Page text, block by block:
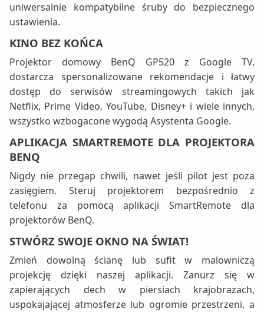
uniwersalnie kompatybilne śruby do bezpiecznego
ustawienia.
KINO BEZ KOŃCA
Projektor domowy BenQ GP520 z Google TV,
dostarcza spersonalizowane rekomendacje i łatwy
dostęp do serwisów streamingowych takich jak
Netflix, Prime Video, YouTube, Disney+ i wiele innych,
wszystko wzbogacone wygodą Asystenta Google.
APLIKACJA SMARTREMOTE DLA PROJEKTORA
BENQ
Nigdy nie przegap chwili, nawet jeśli pilot jest poza
zasięgiem. Steruj projektorem bezpośrednio z
telefonu za pomocą aplikacji SmartRemote dla
projektorów BenQ.
STWÓRZ SWOJE OKNO NA ŚWIAT!
Zmień dowolną ścianę lub sufit w malowniczą
projekcję dzięki naszej aplikacji. Zanurz się w
zapierających dech w piersiach krajobrazach,
uspokajającej atmosferze lub ogromie przestrzeni, a